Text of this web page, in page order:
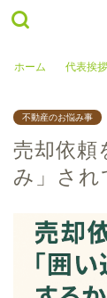
ホーム 代表挨拶
不動産のお悩み事
売却依頼
み」され